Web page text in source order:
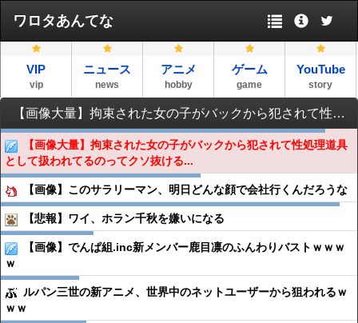
ワロタあんてな
VIP
vip
ニュース
news
アニメ
hobby
ゲーム
game
YouTube
story
【画像大量】拘束された女の子がバックから犯されて性処理道具として扱われてるのってクソ抜けるよな
【画像大量】拘束された女の子がバックから犯されて性処理道具
として扱われてるのってクソ抜ける...
【画像】このサラリーマン、明日どんな顔で会社行くんだろうな
【悲報】ワイ、ホラン千秋を嫌いになる
【画像】でんぱ組.inc新メンバー鹿目凛のふんわりバストｗｗｗ
ｗ
ルパン三世の新アニメ、世界中のネットユーザーから狙われるｗ
ｗｗ